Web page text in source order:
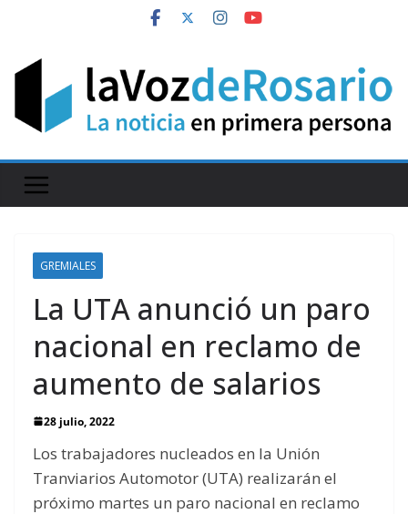
content
GREMIALES
La UTA anunció un paro
nacional en reclamo de
aumento de salarios
28 julio, 2022
Los trabajadores nucleados en la Unión
Tranviarios Automotor (UTA) realizarán el
próximo martes un paro nacional en reclamo